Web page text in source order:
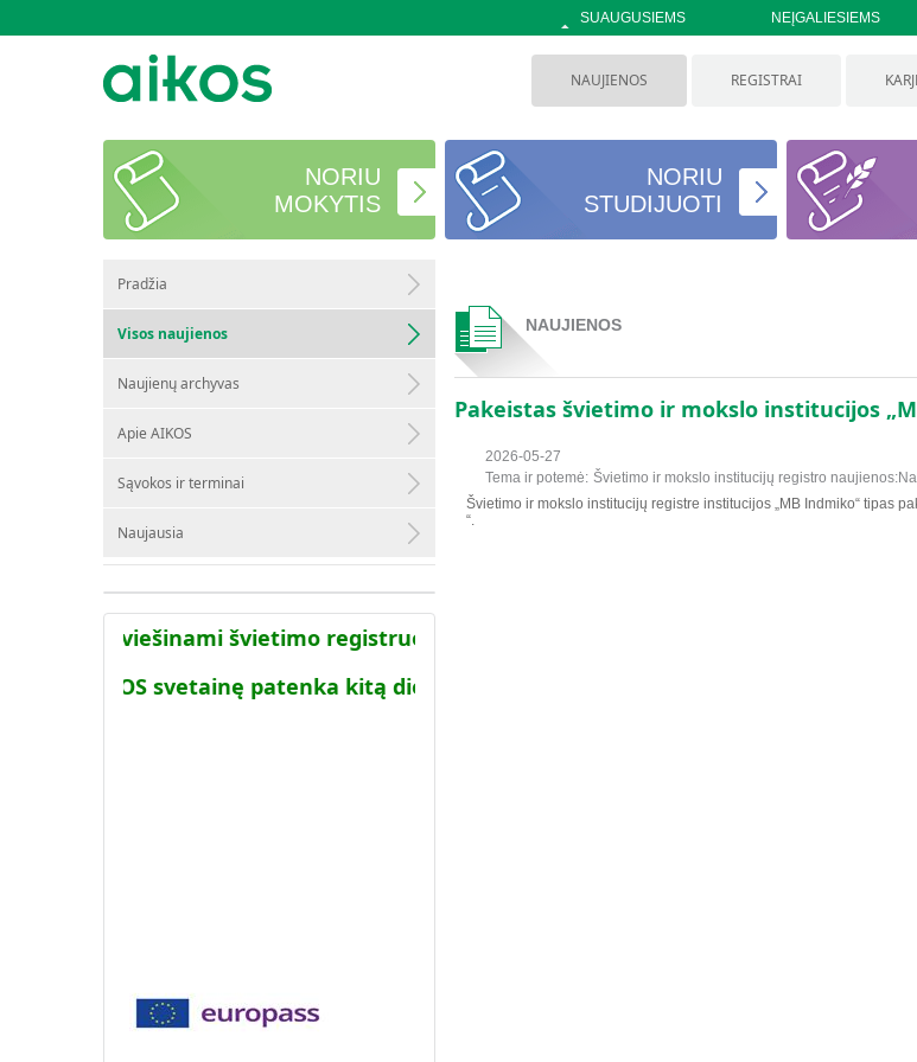
SUAUGUSIEMS NEĮGALIESIEMS
NAUJIENOS REGISTRAI
NORIU
MOKYTIS
NORIU
STUDIJUOTI
Pradžia
Visos naujienos
Naujienų archyvas
Apie AIKOS
Sąvokos ir terminai
Naujausia
viešinami švietimo registruose turimi duomenys
į AIKOS svetainę patenka kitą dieną po to kai ši informacija patenka į
NAUJIENOS
Pakeistas švietimo ir mokslo institucijos
2026-05-27
Tema ir potemė: Švietimo ir mokslo institucijų registro
Švietimo ir mokslo institucijų registre institucijos „MB Indmiko“ tipas
“.